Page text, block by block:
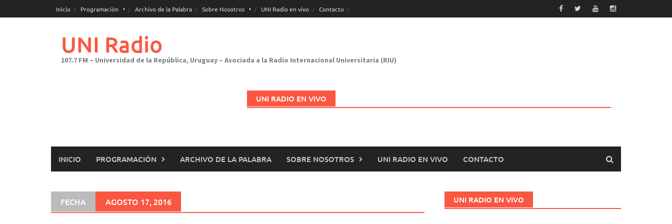
al
Inicio Programación Archivo de la Palabra Sobre Nosotros UNI Radio en vivo Contacto
UNI Radio
107.7 FM – Universidad de la República, Uruguay – Asociada a la Radio Internacional Universitaria (RIU)
UNI RADIO EN VIVO
INICIO PROGRAMACIÓN ARCHIVO DE LA PALABRA SOBRE NOSOTROS UNI RADIO EN VIVO CONTACTO
FECHA AGOSTO 17, 2016 UNI RADIO EN VIVO